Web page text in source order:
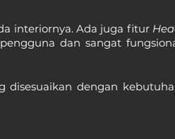
interiornya. Ada juga fitur
dan sangat
disesuaikan dengan